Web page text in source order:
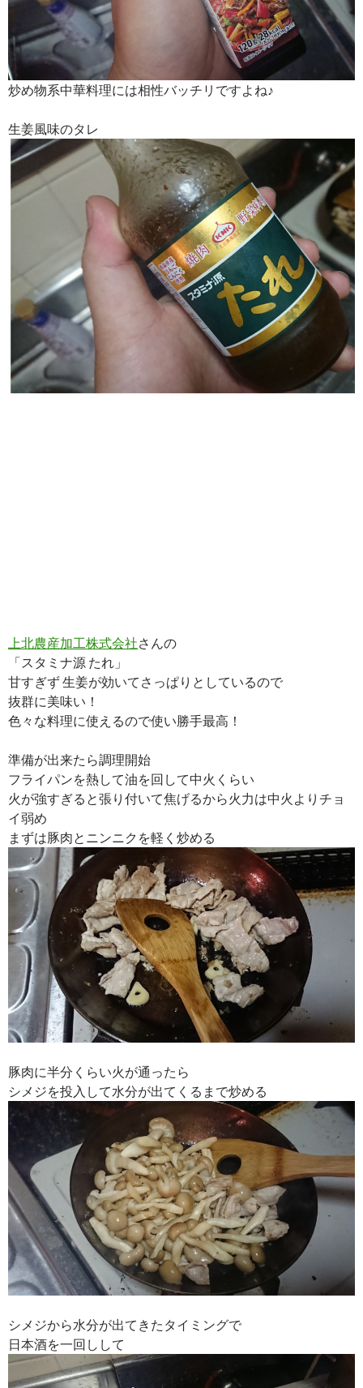
炒め物系中華料理には相性バッチリですよね♪
生姜風味のタレ
上北農産加工株式会社さんの
「スタミナ源 たれ」
甘すぎず 生姜が効いてさっぱりとしているので
抜群に美味い！
色々な料理に使えるので使い勝手最高！
準備が出来たら調理開始
フライパンを熱して油を回して中火くらい
火が強すぎると張り付いて焦げるから火力は中火よりチョ
イ弱め
まずは豚肉とニンニクを軽く炒める
豚肉に半分くらい火が通ったら
シメジを投入して水分が出てくるまで炒める
シメジから水分が出てきたタイミングで
日本酒を一回しして